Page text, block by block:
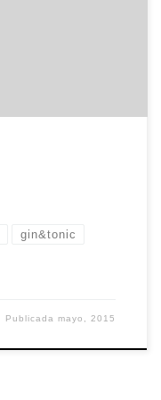
gin&tonic
Publicadamayo, 2015